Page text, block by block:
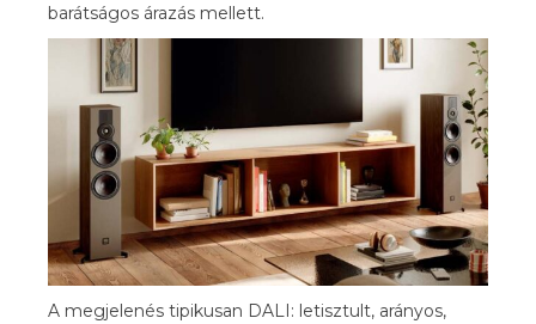
barátságos árazás mellett.
A megjelenés tipikusan DALI: letisztult, arányos,